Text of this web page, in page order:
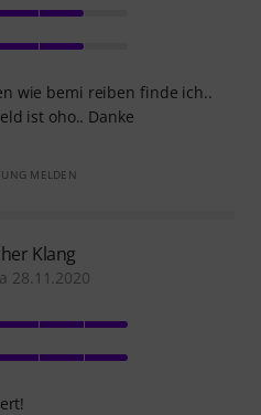
wie bemi reiben finde ich..
ist oho.. Danke
MELDEN
Klang
28.11.2020